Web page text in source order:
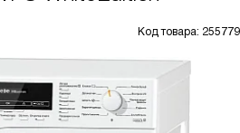
Код товара: 255779